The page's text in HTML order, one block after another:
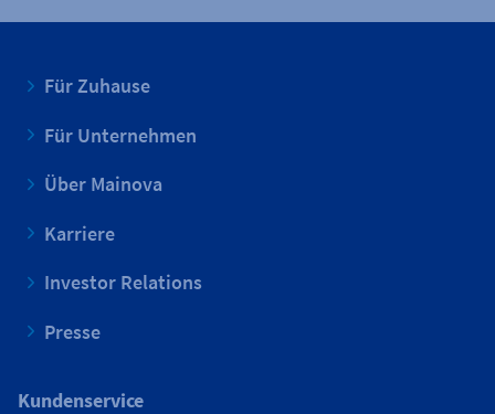
Für Zuhause
Für Unternehmen
Über Mainova
Karriere
Investor Relations
Presse
Kundenservice